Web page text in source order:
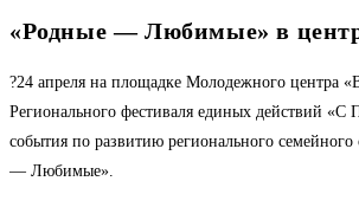
«Родные — Любимые» в
?24 апреля на площадке Молодежного центра
Регионального фестиваля единых действий «С
события по развитию регионального
— Любимые».